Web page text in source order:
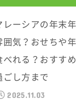
レーシアの年末
囲気？おせちや
べれる？おすす
ごし方まで
2025.11.03